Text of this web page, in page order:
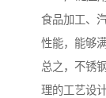
食品加工、
性能，能够
总之，不锈
理的工艺设